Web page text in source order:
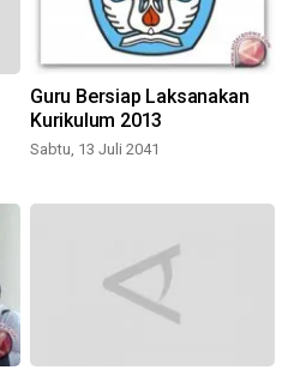
Guru Bersiap Laksanakan
Kurikulum 2013
Sabtu, 13 Juli 2041